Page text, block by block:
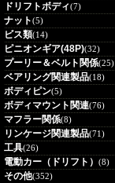
ドリフトボディ(7)
ナット(5)
ビス類(14)
ピニオンギア(48P)(32)
プーリー＆ベルト関係(25)
ベアリング関連製品(18)
ボディピン(5)
ボディマウント関連(76)
マフラー関係(8)
リンケージ関連製品(71)
工具(26)
電動カー（ドリフト） (8)
その他(352)